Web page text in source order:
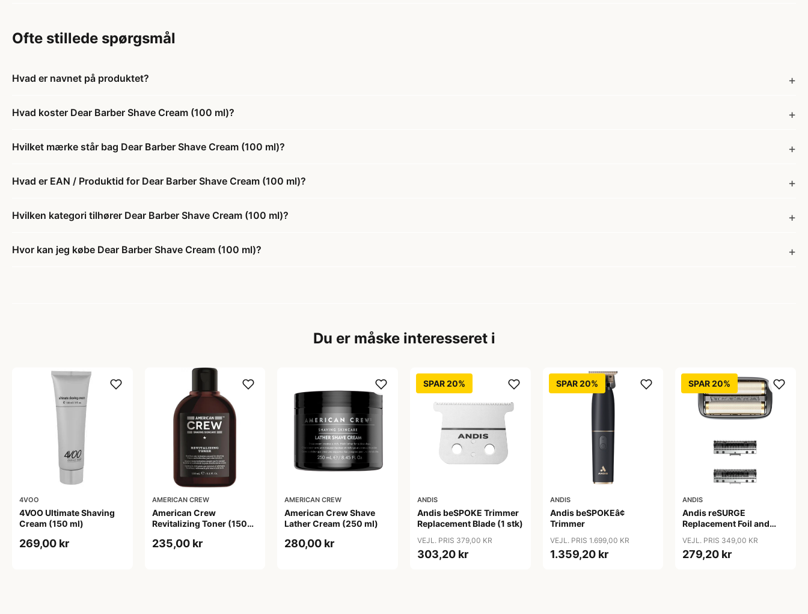
Ofte stillede spørgsmål
Hvad er navnet på produktet?
Hvad koster Dear Barber Shave Cream (100 ml)?
Hvilket mærke står bag Dear Barber Shave Cream (100 ml)?
Hvad er EAN / Produktid for Dear Barber Shave Cream (100 ml)?
Hvilken kategori tilhører Dear Barber Shave Cream (100 ml)?
Hvor kan jeg købe Dear Barber Shave Cream (100 ml)?
Du er måske interesseret i
4VOO
4VOO Ultimate Shaving
Cream (150 ml)
269,00 kr
AMERICAN CREW
American Crew
Revitalizing Toner (150
235,00 kr
AMERICAN CREW
American Crew Shave
Lather Cream (250 ml)
280,00 kr
SPAR 20%
ANDIS
Andis beSPOKE Trimmer
Replacement Blade (1 stk)
VEJL. PRIS 379,00 KR
303,20 kr
SPAR 20%
ANDIS
Andis beSPOKEâ¢
Trimmer
VEJL. PRIS 1.699,00 KR
1.359,20 kr
SPAR 20%
ANDIS
Andis reSURGE
Replacement Foil and
VEJL. PRIS 349,00 KR
279,20 kr